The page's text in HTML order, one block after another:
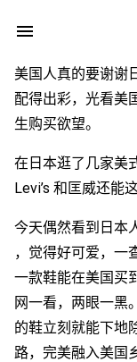
美国人真的要谢谢
配得出彩，光看美
生购买欲望。
在日本逛了几家美
Levi’s 和匡威还能
今天偶然看到日本
，觉得好可爱，一
一款鞋能在美国买
网一看，两眼一黑
的鞋立刻就能下地
路，完美融入美国